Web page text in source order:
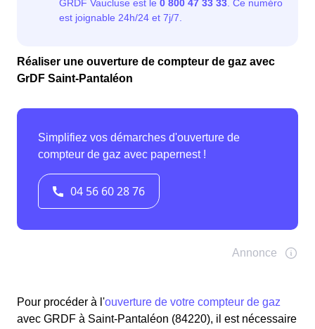
Réaliser une ouverture de compteur de gaz avec
GrDF Saint-Pantaléon
Pour procéder à l'ouverture de votre compteur de gaz
avec GRDF à Saint-Pantaléon (84220), il est nécessaire